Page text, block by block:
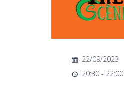
22/09/2023
20:30 - 22:00